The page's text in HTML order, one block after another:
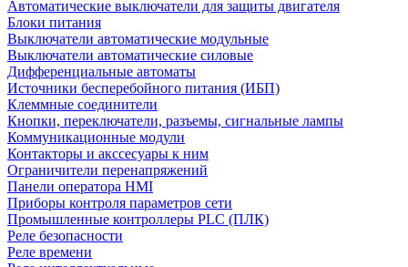
Автоматические выключатели для защиты двигателя
Блоки питания
Выключатели автоматические модульные
Выключатели автоматические силовые
Дифференциальные автоматы
Источники бесперебойного питания (ИБП)
Клеммные соединители
Кнопки, переключатели, разъемы, сигнальные лампы
Коммуникационные модули
Контакторы и акссесуары к ним
Ограничители перенапряжений
Панели оператора HMI
Приборы контроля параметров сети
Промышленные контроллеры PLC (ПЛК)
Реле безопасности
Реле времени